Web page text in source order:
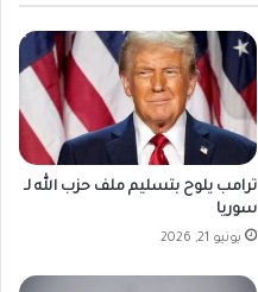
ترامب يلوح بتسليم ملف حزب الله لـ
سوريا
يونيو 21, 2026